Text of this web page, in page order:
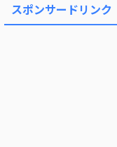
スポンサードリンク